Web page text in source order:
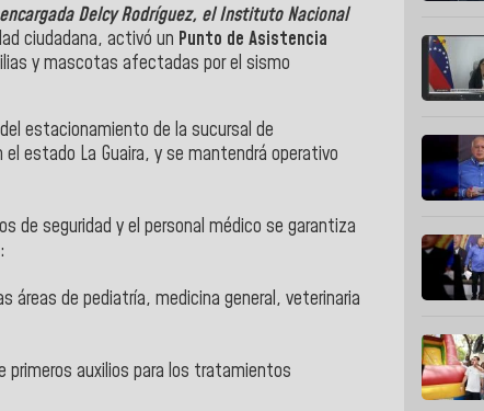
Delcy Rodríguez, el Instituto Nacional
ciudadana, activó un Punto de Asistencia
y mascotas afectadas por el sismo
estacionamiento de la sucursal de
estado La Guaira, y se mantendrá operativo
de seguridad y el personal médico se garantiza
áreas de pediatría, medicina general, veterinaria
auxilios para los tratamientos